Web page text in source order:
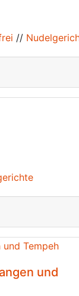
//
und